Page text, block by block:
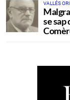
VALLÉS
se sap